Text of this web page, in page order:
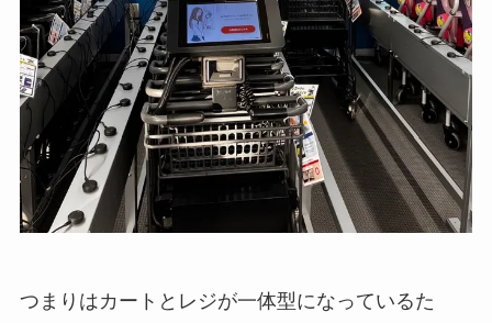
つまりはカートとレジが一体型になっているた